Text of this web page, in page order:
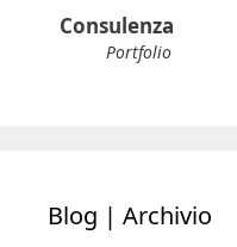
Consulenza
Portfolio
Blog | Archivio